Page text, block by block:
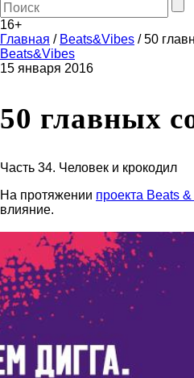
16+
Главная / Beats&Vibes /50
Beats&Vibes
15 января 2016
50 главных
Часть 34. Человек и крокодил
На протяжении проекта Beats
влияние.